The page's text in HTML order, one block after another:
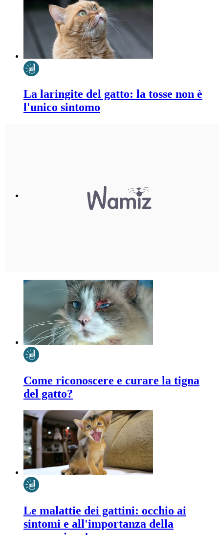
La laringite del gatto: la tosse non è
l'unico sintomo
Come riconoscere e curare la tigna
del gatto?
Le malattie dei gattini: occhio ai
sintomi e all'importanza della